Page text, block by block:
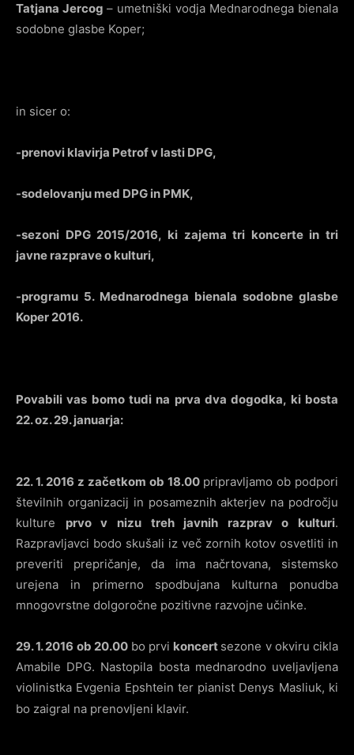
Tatjana Jercog – umetniški vodja Mednarodnega bienala
sodobne glasbe Koper;
in sicer o:
-prenovi klavirja Petrof v lasti DPG,
-sodelovanju med DPG in PMK,
-sezoni DPG 2015/2016, ki zajema tri koncerte in tri
javne razprave o kulturi,
-programu 5. Mednarodnega bienala sodobne glasbe
Koper 2016.
Povabili vas bomo tudi na prva dva dogodka, ki bosta
22. oz. 29. januarja:
22. 1. 2016 z začetkom ob 18.00 pripravljamo ob podpori
številnih organizacij in posameznih akterjev na področju
kulture prvo v nizu treh javnih razprav o kulturi.
Razpravljavci bodo skušali iz več zornih kotov osvetliti in
preveriti prepričanje, da ima načrtovana, sistemsko
urejena in primerno spodbujana kulturna ponudba
mnogovrstne dolgoročne pozitivne razvojne učinke.
29. 1. 2016 ob 20.00bo prvi koncert sezone v okviru cikla
Amabile DPG. Nastopila bosta mednarodno uveljavljena
violinistka Evgenia Epshtein ter pianist Denys Masliuk, ki
bo zaigral na prenovljeni klavir.